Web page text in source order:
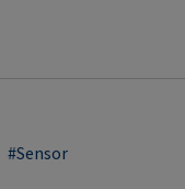
Sensor